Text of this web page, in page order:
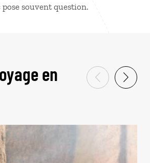
souvent question.
en